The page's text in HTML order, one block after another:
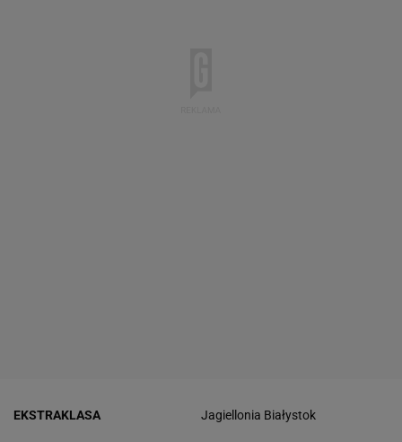
EKSTRAKLASA Jagiellonia Białystok